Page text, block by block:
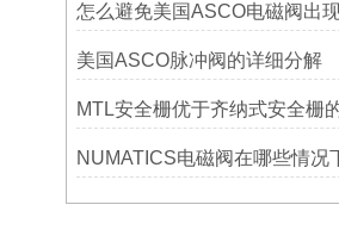
美国ASCO脉冲阀的详细分解